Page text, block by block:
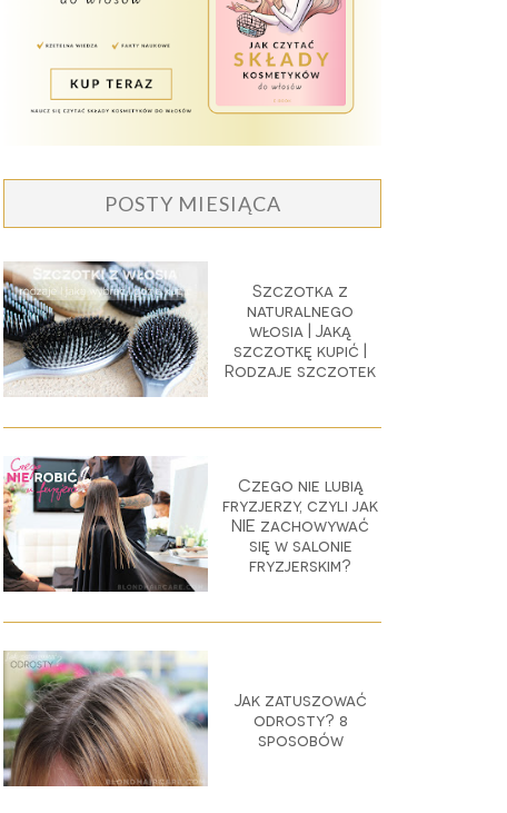
POSTY MIESIĄCA
Szczotka z
naturalnego
włosia | Jaką
szczotkę kupić |
Rodzaje szczotek
Czego nie lubią
fryzjerzy, czyli jak
NIE zachowywać
się w salonie
fryzjerskim?
Jak zatuszować
odrosty? 8
sposobów